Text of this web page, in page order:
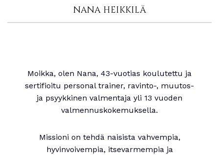
NANA HEIKKILÄ
Moikka, olen Nana, 43-vuotias koulutettu ja
sertifioitu personal trainer, ravinto-, muutos-
ja psyykkinen valmentaja yli 13 vuoden
valmennuskokemuksella.
Missioni on tehdä naisista vahvempia,
hyvinvoivempia, itsevarmempia ja